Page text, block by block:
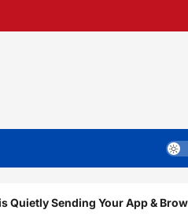
Your App & Browsing
生活
生